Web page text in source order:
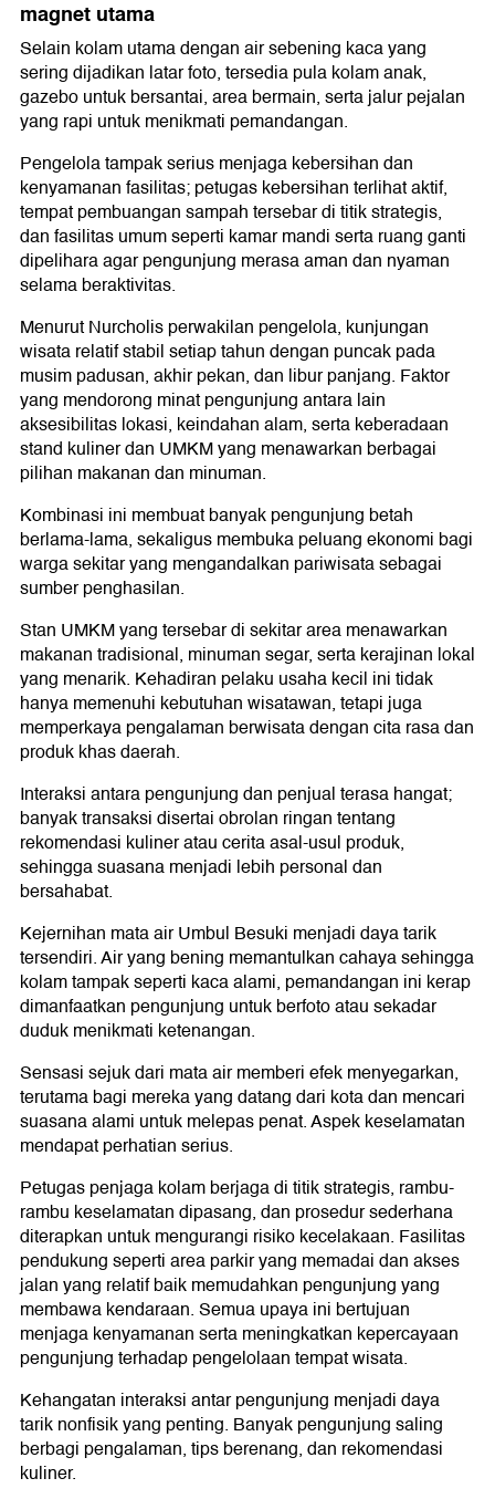
magnet utama
Selain kolam utama dengan air sebening kaca yang
sering dijadikan latar foto, tersedia pula kolam anak,
gazebo untuk bersantai, area bermain, serta jalur pejalan
yang rapi untuk menikmati pemandangan.
Pengelola tampak serius menjaga kebersihan dan
kenyamanan fasilitas; petugas kebersihan terlihat aktif,
tempat pembuangan sampah tersebar di titik strategis,
dan fasilitas umum seperti kamar mandi serta ruang ganti
dipelihara agar pengunjung merasa aman dan nyaman
selama beraktivitas.
Menurut Nurcholis perwakilan pengelola, kunjungan
wisata relatif stabil setiap tahun dengan puncak pada
musim padusan, akhir pekan, dan libur panjang. Faktor
yang mendorong minat pengunjung antara lain
aksesibilitas lokasi, keindahan alam, serta keberadaan
stand kuliner dan UMKM yang menawarkan berbagai
pilihan makanan dan minuman.
Kombinasi ini membuat banyak pengunjung betah
berlama-lama, sekaligus membuka peluang ekonomi bagi
warga sekitar yang mengandalkan pariwisata sebagai
sumber penghasilan.
Stan UMKM yang tersebar di sekitar area menawarkan
makanan tradisional, minuman segar, serta kerajinan lokal
yang menarik. Kehadiran pelaku usaha kecil ini tidak
hanya memenuhi kebutuhan wisatawan, tetapi juga
memperkaya pengalaman berwisata dengan cita rasa dan
produk khas daerah.
Interaksi antara pengunjung dan penjual terasa hangat;
banyak transaksi disertai obrolan ringan tentang
rekomendasi kuliner atau cerita asal-usul produk,
sehingga suasana menjadi lebih personal dan
bersahabat.
Kejernihan mata air Umbul Besuki menjadi daya tarik
tersendiri. Air yang bening memantulkan cahaya sehingga
kolam tampak seperti kaca alami, pemandangan ini kerap
dimanfaatkan pengunjung untuk berfoto atau sekadar
duduk menikmati ketenangan.
Sensasi sejuk dari mata air memberi efek menyegarkan,
terutama bagi mereka yang datang dari kota dan mencari
suasana alami untuk melepas penat. Aspek keselamatan
mendapat perhatian serius.
Petugas penjaga kolam berjaga di titik strategis, rambu-
rambu keselamatan dipasang, dan prosedur sederhana
diterapkan untuk mengurangi risiko kecelakaan. Fasilitas
pendukung seperti area parkir yang memadai dan akses
jalan yang relatif baik memudahkan pengunjung yang
membawa kendaraan. Semua upaya ini bertujuan
menjaga kenyamanan serta meningkatkan kepercayaan
pengunjung terhadap pengelolaan tempat wisata.
Kehangatan interaksi antar pengunjung menjadi daya
tarik nonfisik yang penting. Banyak pengunjung saling
berbagi pengalaman, tips berenang, dan rekomendasi
kuliner.